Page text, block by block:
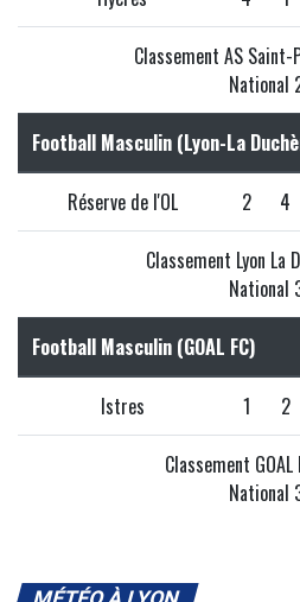
Classement AS
National
Football Masculin (Lyon-La
Réserve de l'OL 2 4
Classement Lyon La
National
Football Masculin (GOAL FC)
Istres 1 2
Classement GOAL
National